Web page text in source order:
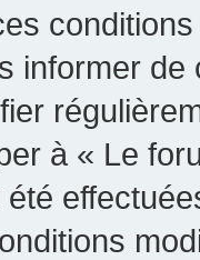
informer
à « Le